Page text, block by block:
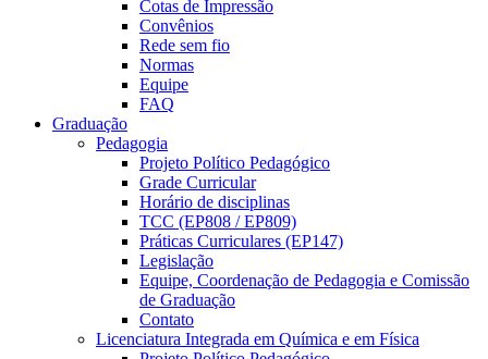
Cotas de Impressão
Convênios
Rede sem fio
Normas
Equipe
FAQ
Graduação
Pedagogia
Projeto Político Pedagógico
Grade Curricular
Horário de disciplinas
TCC (EP808 / EP809)
Práticas Curriculares (EP147)
Legislação
Equipe, Coordenação de Pedagogia e Comissão
de Graduação
Contato
Licenciatura Integrada em Química e em Física